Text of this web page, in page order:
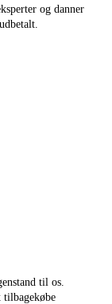
og danner
til os.